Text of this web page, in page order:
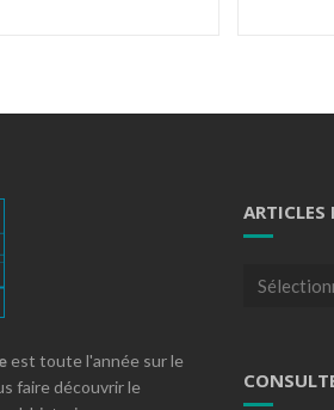
est toute l'année sur le
faire découvrir le
ARTICLES
Articles